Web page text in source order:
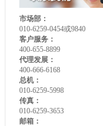
市场部：
010-6259-0454或9840
客户服务：
400-655-8899
代理发展：
400-666-6168
总机：
010-6259-5998
传真：
010-6259-3653
邮箱：